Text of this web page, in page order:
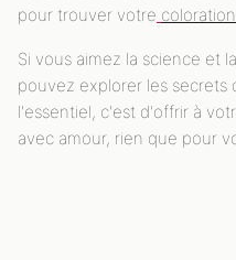
pour trouver votre
Si vous aimez la science et
pouvez explorer les secrets
l'essentiel, c'est d'offrir à
avec amour, rien que pour